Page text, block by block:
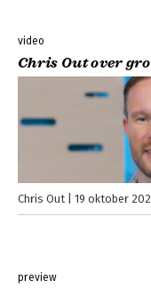
video
Chris Out over
Chris Out 19 oktober
preview